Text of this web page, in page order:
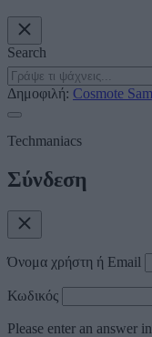
Search
Δημοφιλή: Cosmote
Techmaniacs
Σύνδεση
Όνομα χρήστη ή Email
Κωδικός
Please enter an answer